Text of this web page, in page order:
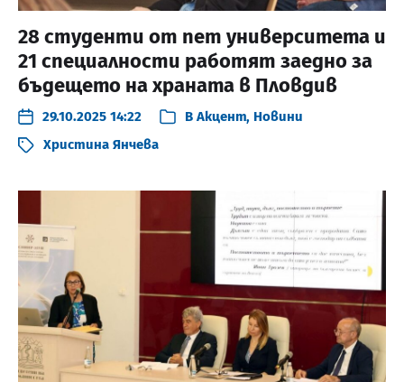
28 студенти от пет университета и
21 специалности работят заедно за
бъдещето на храната в Пловдив
29.10.2025 14:22 В Акцент, Новини
Христина Янчева